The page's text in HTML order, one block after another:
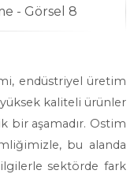
endüstriyel üretim
kaliteli ürünler
bir aşamadır. Ostim
bu alanda
sektörde fark